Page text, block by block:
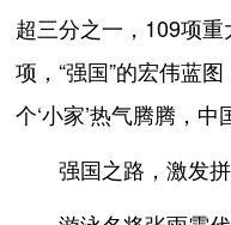
超三分之一，109项
项，“强国”的宏伟蓝
个‘小家’热气腾腾，中
强国之路，激发拼